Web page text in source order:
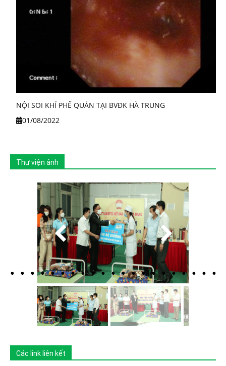
NỘI SOI KHÍ PHẾ QUẢN TẠI BVĐK HÀ TRUNG
01/08/2022
Thư viện ảnh
Các link liên kết